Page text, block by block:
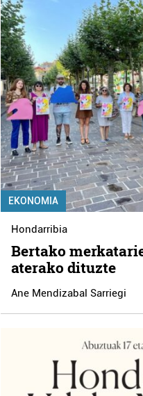
EKONOMIA
Hondarribia
Bertako
aterako dituzte
Ane Mendizabal Sarriegi